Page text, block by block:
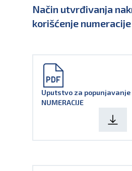
Način utvrđivanja
korišćenje numeracije
Uputstvo za
NUMERACIJE